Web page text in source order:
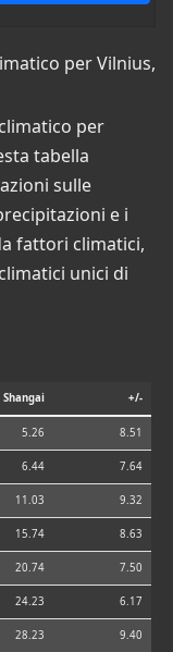
per Vilnius,
per
tabella
sulle
e i
fattori climatici,
unici di
Shangai +/-
5.26 8.51
6.44 7.64
11.03 9.32
15.74 8.63
20.74 7.50
24.23 6.17
28.23 9.40